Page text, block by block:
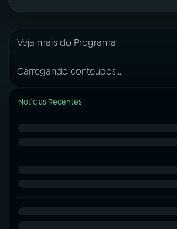
Veja mais do Programa
Carregando conteúdos...
Notícias Recentes